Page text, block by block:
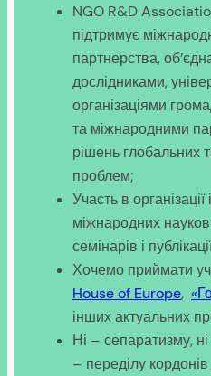
NGO R&D
підтримує
партнерства,
дослідниками,
організаціями
та міжнародними
рішень глобальних
проблем;
Участь в
міжнародних
семінарів і
Хочемо приймати
House of Europe,
інших актуальних
Ні – сепаратизму,
– переділу